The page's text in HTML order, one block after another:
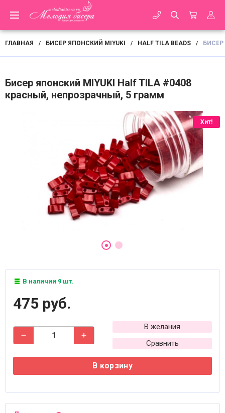
ГЛАВНАЯ / БИСЕР ЯПОНСКИЙ MIYUKI / HALF TILA BEADS /
Бисер японский MIYUKI Half TILA #0408
красный, непрозрачный, 5 грамм
Хит!
В наличии 9 шт.
475 руб.
В желания
Сравнить
В корзину